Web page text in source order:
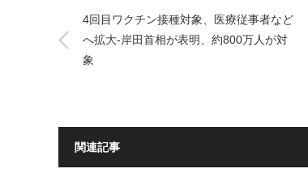
4回目ワクチン接種対象、医療従事者など
へ拡大-岸田首相が表明、約800万人が対
象
関連記事